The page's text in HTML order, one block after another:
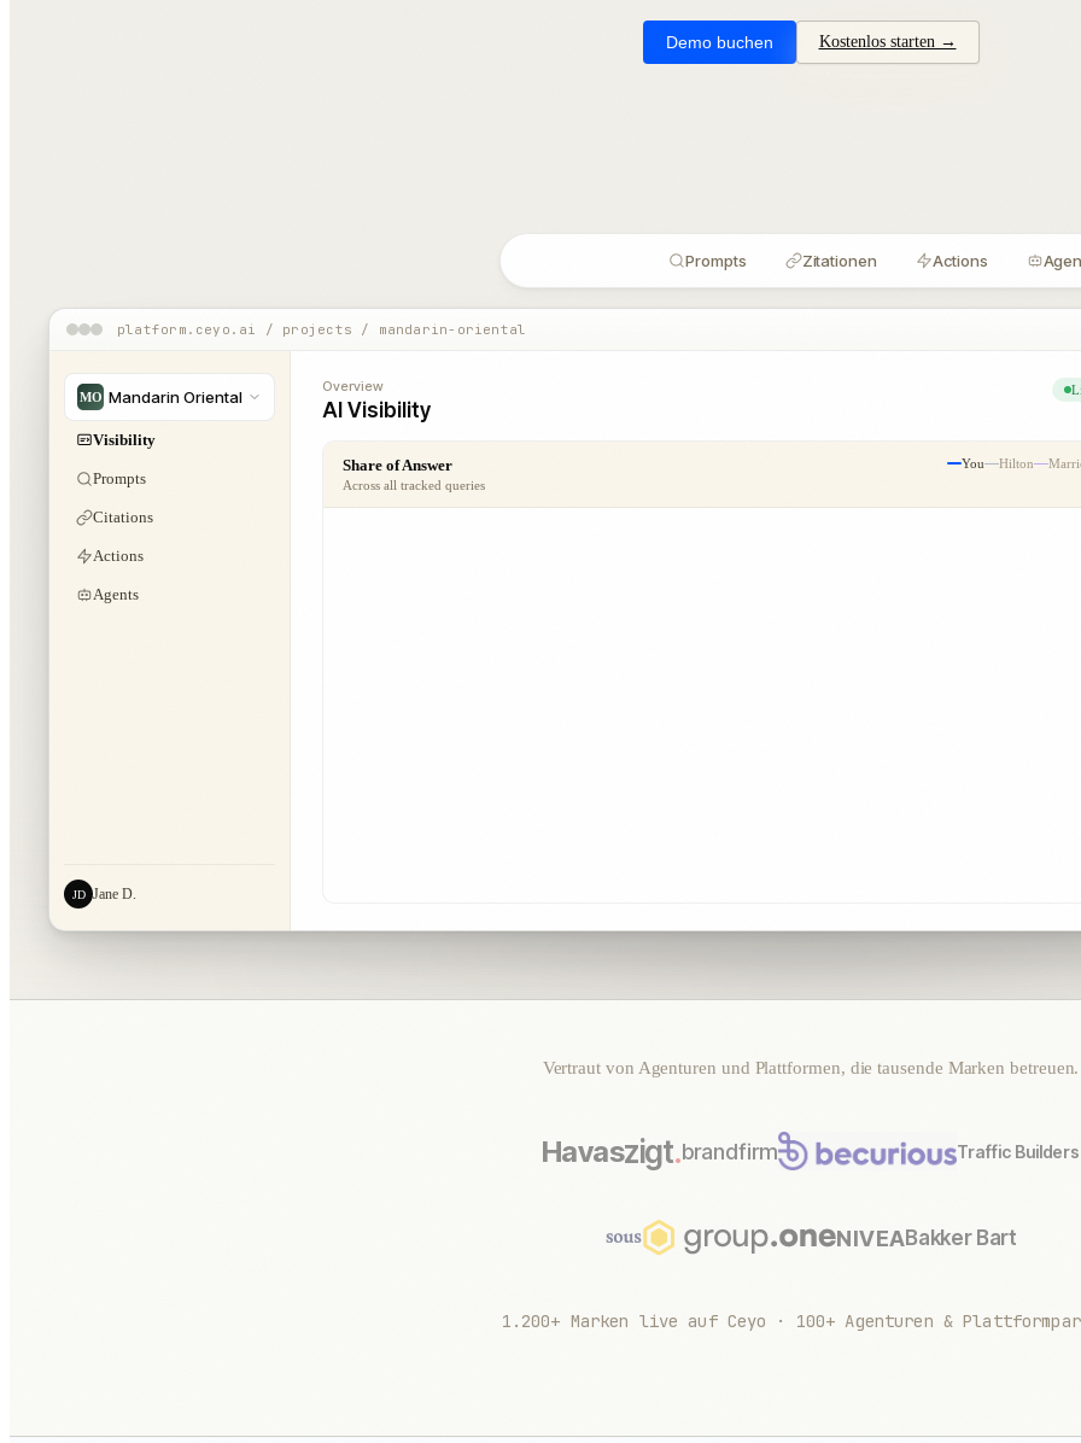
Demo buchen Kostenlos starten →
Prompts Zitationen Actions
platform.ceyo.ai / projects / mandarin-oriental
MO Mandarin Oriental
Visibility
Prompts
Citations
Actions
Agents
JD Jane D.
Overview
AI Visibility
Share of Answer
Across all tracked queries
You Hilton
Vertraut von Agenturen und Plattformen, die tausende Marken betreuen.
Havaszigt.brandfirm Traffic Builders
NIVEABakker Bart
1.200+ Marken live auf Ceyo · 100+ Agenturen &